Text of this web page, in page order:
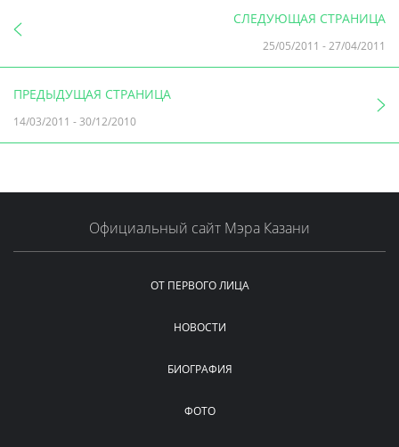
СЛЕДУЮЩАЯ СТРАНИЦА
25/05/2011 -27/04/2011
ПРЕДЫДУЩАЯ СТРАНИЦА
14/03/2011 -30/12/2010
Официальный сайт Мэра Казани
ОТ ПЕРВОГО ЛИЦА
НОВОСТИ
БИОГРАФИЯ
ФОТО